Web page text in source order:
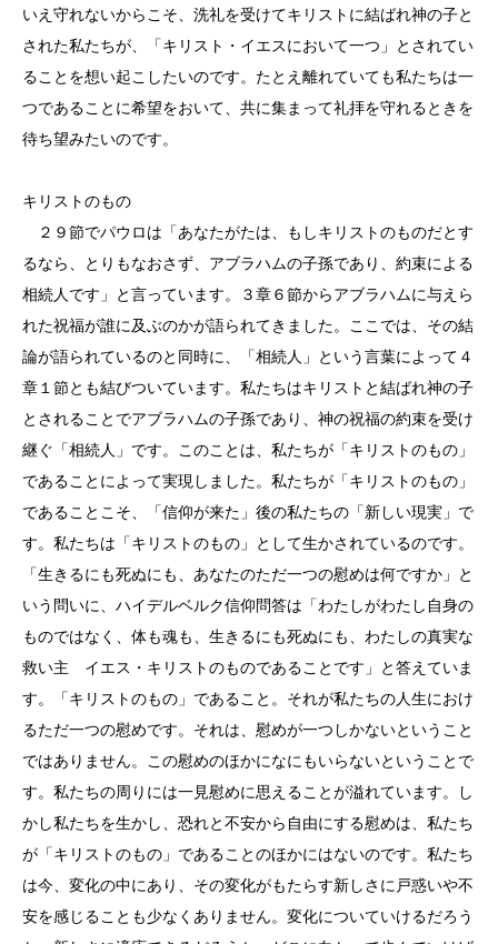
いえ守れないからこそ、洗礼を受けてキリストに結ばれ神の子と
された私たちが、「キリスト・イエスにおいて一つ」とされてい
ることを想い起こしたいのです。たとえ離れていても私たちは一
つであることに希望をおいて、共に集まって礼拝を守れるときを
待ち望みたいのです。
キリストのもの
２９節でパウロは「あなたがたは、もしキリストのものだとす
るなら、とりもなおさず、アブラハムの子孫であり、約束による
相続人です」と言っています。３章６節からアブラハムに与えら
れた祝福が誰に及ぶのかが語られてきました。ここでは、その結
論が語られているのと同時に、「相続人」という言葉によって４
章１節とも結びついています。私たちはキリストと結ばれ神の子
とされることでアブラハムの子孫であり、神の祝福の約束を受け
継ぐ「相続人」です。このことは、私たちが「キリストのもの」
であることによって実現しました。私たちが「キリストのもの」
であることこそ、「信仰が来た」後の私たちの「新しい現実」で
す。私たちは「キリストのもの」として生かされているのです。
「生きるにも死ぬにも、あなたのただ一つの慰めは何ですか」と
いう問いに、ハイデルベルク信仰問答は「わたしがわたし自身の
ものではなく、体も魂も、生きるにも死ぬにも、わたしの真実な
救い主 イエス・キリストのものであることです」と答えていま
す。「キリストのもの」であること。それが私たちの人生におけ
るただ一つの慰めです。それは、慰めが一つしかないということ
ではありません。この慰めのほかになにもいらないということで
す。私たちの周りには一見慰めに思えることが溢れています。し
かし私たちを生かし、恐れと不安から自由にする慰めは、私たち
が「キリストのもの」であることのほかにはないのです。私たち
は今、変化の中にあり、その変化がもたらす新しさに戸惑いや不
安を感じることも少なくありません。変化についていけるだろう